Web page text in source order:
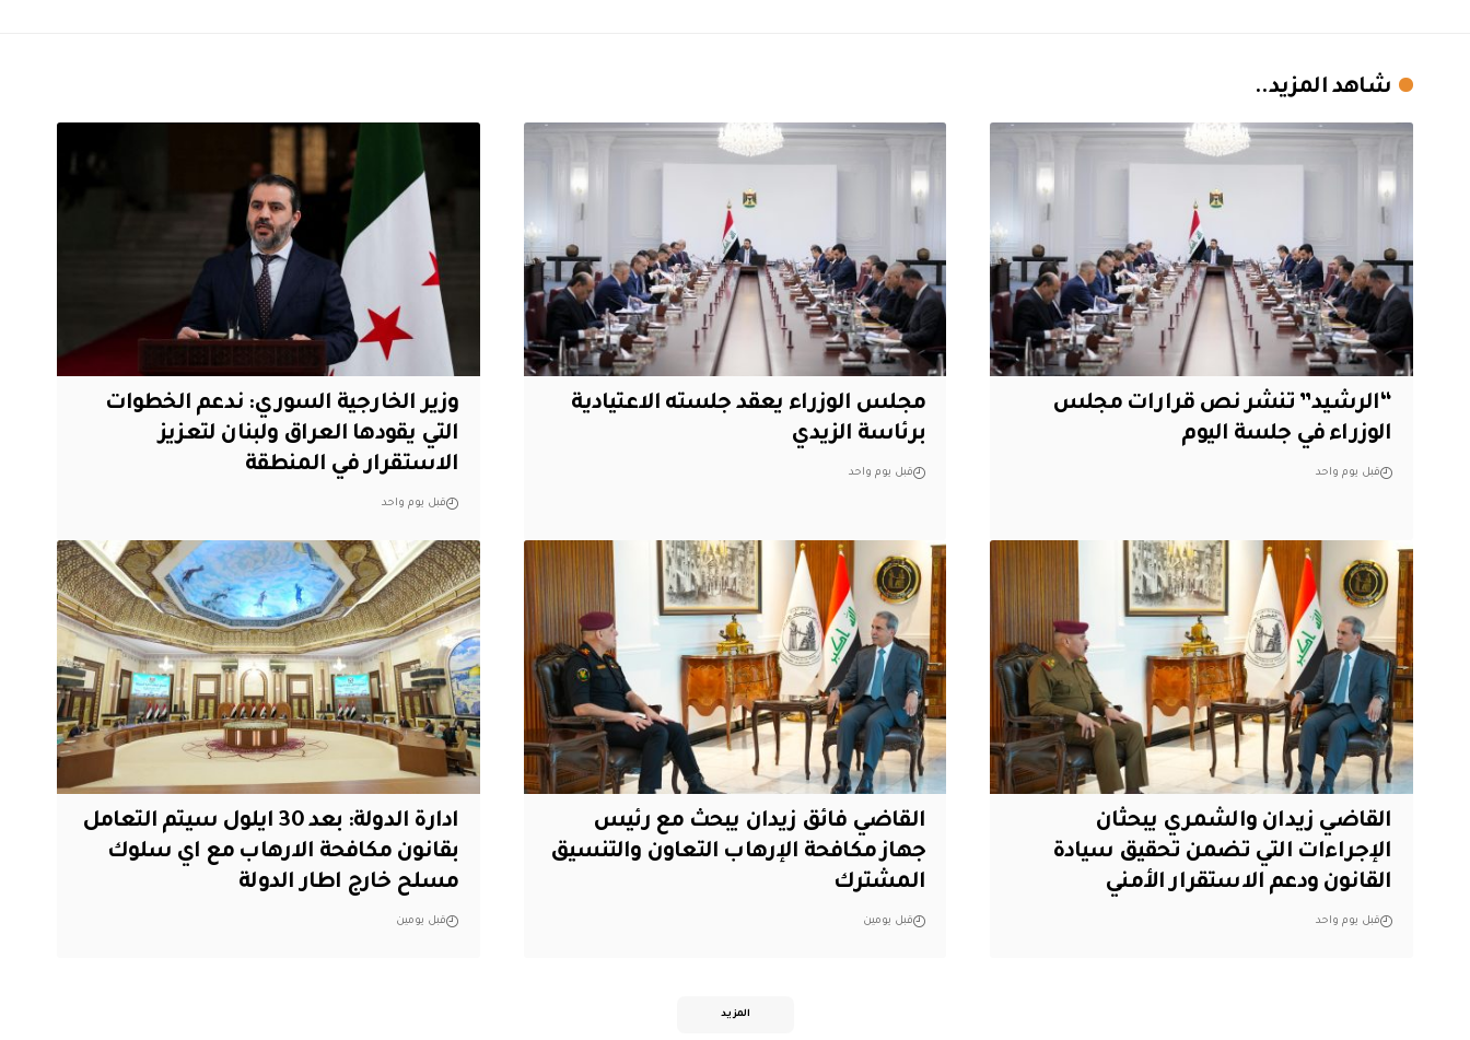
شاهد المزيد..
“الرشيد” تنشر نص قرارات مجلس
الوزراء في جلسة اليوم
قبل يوم واحد
مجلس الوزراء يعقد جلسته الاعتيادية
برئاسة الزيدي
قبل يوم واحد
وزير الخارجية السوري: ندعم الخطوات
التي يقودها العراق ولبنان لتعزيز
الاستقرار في المنطقة
قبل يوم واحد
القاضي زيدان والشمري يبحثان
الإجراءات التي تضمن تحقيق سيادة
القانون ودعم الاستقرار الأمني
قبل يوم واحد
القاضي فائق زيدان يبحث مع رئيس
جهاز مكافحة الإرهاب التعاون والتنسيق
المشترك
قبل يومين
ادارة الدولة: بعد 30 ايلول سيتم التعامل
بقانون مكافحة الارهاب مع اي سلوك
مسلح خارج اطار الدولة
قبل يومين
المزيد